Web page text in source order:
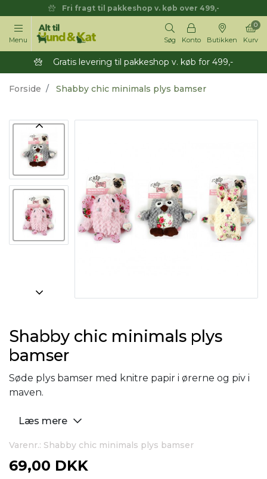
Fri fragt til pakkeshop v. køb over 499,-
Menu Søg Konto Butikken Kurv
0
Gratis levering til pakkeshop v. køb for 499,-
Forside Shabby chic minimals plys bamser
Shabby chic minimals plys
bamser
Søde plys bamser med knitre papir i ørerne og piv i
maven.
Læs mere
Varenr.: Shabby chic minimals plys bamser
69,00 DKK